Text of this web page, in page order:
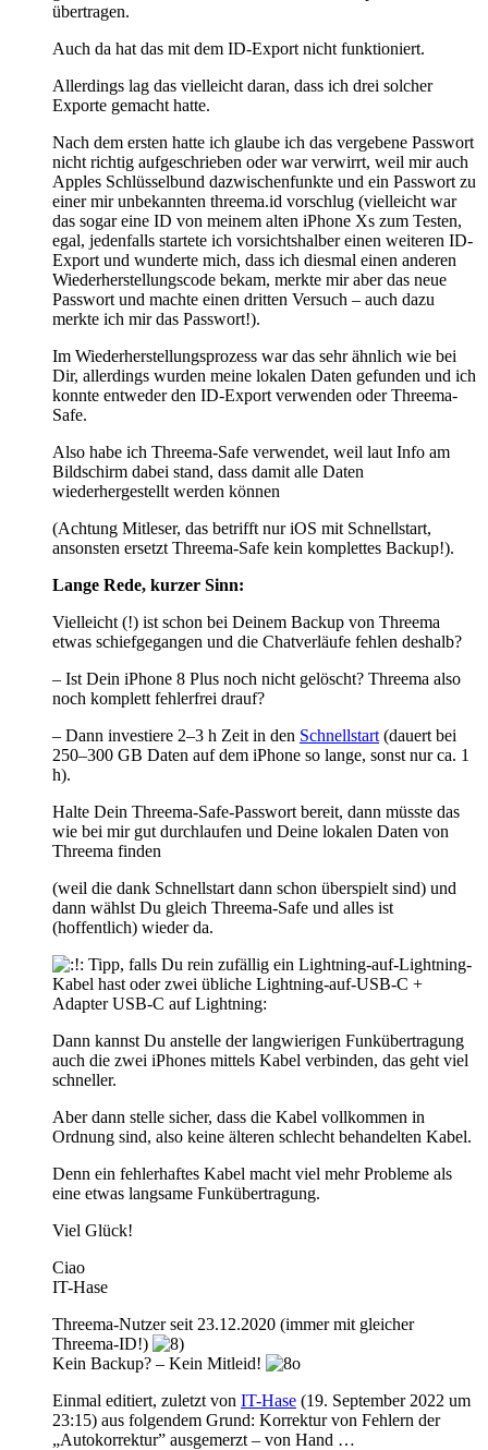
übertragen.
Auch da hat das mit dem ID-Export nicht funktioniert.
Allerdings lag das vielleicht daran, dass ich drei solcher
Exporte gemacht hatte.
Nach dem ersten hatte ich glaube ich das vergebene Passwort
nicht richtig aufgeschrieben oder war verwirrt, weil mir auch
Apples Schlüsselbund dazwischenfunkte und ein Passwort zu
einer mir unbekannten threema.id vorschlug (vielleicht war
das sogar eine ID von meinem alten iPhone Xs zum Testen,
egal, jedenfalls startete ich vorsichtshalber einen weiteren ID-
Export und wunderte mich, dass ich diesmal einen anderen
Wiederherstellungscode bekam, merkte mir aber das neue
Passwort und machte einen dritten Versuch – auch dazu
merkte ich mir das Passwort!).
Im Wiederherstellungsprozess war das sehr ähnlich wie bei
Dir, allerdings wurden meine lokalen Daten gefunden und ich
konnte entweder den ID-Export verwenden oder Threema-
Safe.
Also habe ich Threema-Safe verwendet, weil laut Info am
Bildschirm dabei stand, dass damit alle Daten
wiederhergestellt werden können
(Achtung Mitleser, das betrifft nur iOS mit Schnellstart,
ansonsten ersetzt Threema-Safe kein komplettes Backup!).
Lange Rede, kurzer Sinn:
Vielleicht (!) ist schon bei Deinem Backup von Threema
etwas schiefgegangen und die Chatverläufe fehlen deshalb?
– Ist Dein iPhone 8 Plus noch nicht gelöscht? Threema also
noch komplett fehlerfrei drauf?
– Dann investiere 2–3 h Zeit in den Schnellstart (dauert bei
250–300 GB Daten auf dem iPhone so lange, sonst nur ca. 1
h).
Halte Dein Threema-Safe-Passwort bereit, dann müsste das
wie bei mir gut durchlaufen und Deine lokalen Daten von
Threema finden
(weil die dank Schnellstart dann schon überspielt sind) und
dann wählst Du gleich Threema-Safe und alles ist
(hoffentlich) wieder da.
Tipp, falls Du rein zufällig ein Lightning-auf-Lightning-
Kabel hast oder zwei übliche Lightning-auf-USB-C +
Adapter USB-C auf Lightning:
Dann kannst Du anstelle der langwierigen Funkübertragung
auch die zwei iPhones mittels Kabel verbinden, das geht viel
schneller.
Aber dann stelle sicher, dass die Kabel vollkommen in
Ordnung sind, also keine älteren schlecht behandelten Kabel.
Denn ein fehlerhaftes Kabel macht viel mehr Probleme als
eine etwas langsame Funkübertragung.
Viel Glück!
Ciao
IT-Hase
Threema-Nutzer seit 23.12.2020 (immer mit gleicher
Threema-ID!)
Kein Backup? – Kein Mitleid!
Einmal editiert, zuletzt von IT-Hase (19. September 2022 um
23:15) aus folgendem Grund: Korrektur von Fehlern der
„Autokorrektur” ausgemerzt – von Hand …